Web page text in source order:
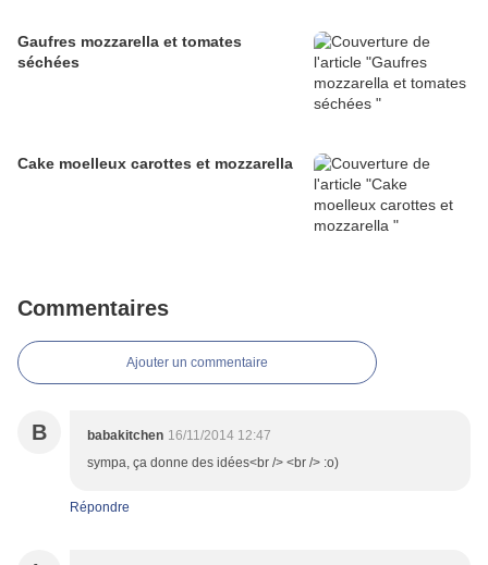
Gaufres mozzarella et tomates
séchées
Cake moelleux carottes et mozzarella
Commentaires
Ajouter un commentaire
B babakitchen 16/11/2014 12:47
sympa, ça donne des idées<br /> <br /> :o)
Répondre